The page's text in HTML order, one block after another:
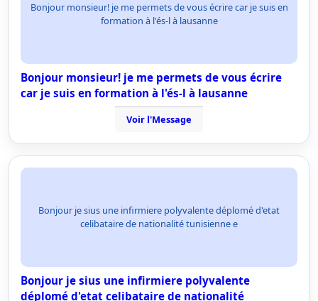
Bonjour monsieur! je me permets de vous écrire car je suis en
formation à l'és-l à lausanne
Bonjour monsieur! je me permets de vous écrire
car je suis en formation à l'és-l à lausanne
Voir l'Message
Bonjour je sius une infirmiere polyvalente déplomé d'etat
celibataire de nationalité tunisienne e
Bonjour je sius une infirmiere polyvalente
déplomé d'etat celibataire de nationalité